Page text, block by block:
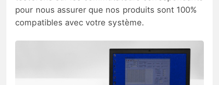
pour nous assurer que nos produits sont 100%
compatibles avec votre système.